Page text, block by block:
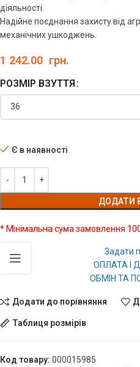
діяльності.
Надійне поєднання захисту від
механічних ушкоджень.
1 242.00 грн.
РОЗМІР ВЗУТТЯ
Є в наявності
ДОДАТИ
* Мінімальна сума замовлення
Задати
ОПЛАТА І
ОБМІН ТА
Додати до порівняння
Таблиця розмірів
Код товару: 000015985